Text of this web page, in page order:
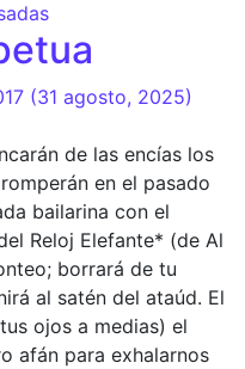
(31 agosto, 2025)
de las encías los
en el pasado
bailarina con el
Reloj Elefante* (de Al
borrará de tu
al satén del ataúd. El
ojos a medias) el
afán para exhalarnos